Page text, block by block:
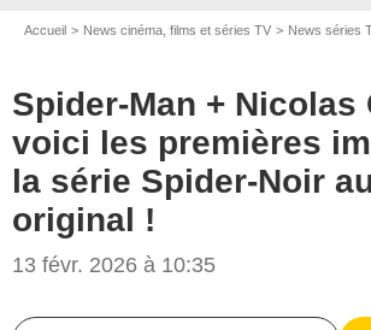
Accueil News cinéma, films et séries TV News séries
Spider-Man + Nicolas
voici les premières
la série Spider-Noir
original !
13 févr. 2026 à 10:35